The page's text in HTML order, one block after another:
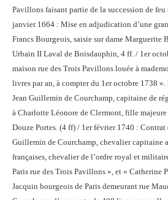
Pavillons faisant partie de la succession de
janvier 1664 : Mise en adjudication d’une
Francs Bourgeois, saisie sur dame Marguerite
Urbain II Laval de Boisdauphin, 4 ff. / 1er
maison rue des Trois Pavillons louée à
livres par an, à compter du 1er octobre 1738
Jean Guillemin de Courchamp, capitaine de
à Charlotte Léonore de Clermont, fille majeure
Douze Portes. (4 ff) / 1er février 1740 : Contrat
Guillemin de Courchamp, chevalier capitaine
françaises, chevalier de l’ordre royal et
Paris rue des Trois Pavillons », et « Catherine
Jacquin bourgeois de Paris demeurant rue